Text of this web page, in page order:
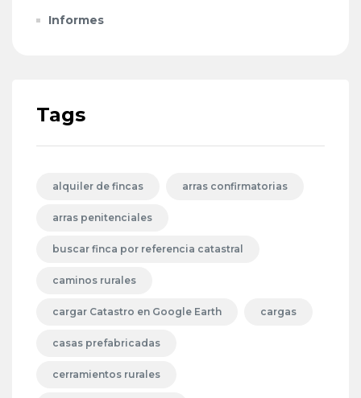
Informes
Tags
alquiler de fincas arras confirmatorias
arras penitenciales
buscar finca por referencia catastral
caminos rurales
cargar Catastro en Google Earth cargas
casas prefabricadas
cerramientos rurales